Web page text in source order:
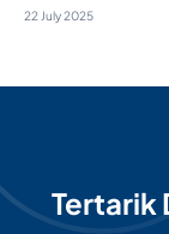
22 July 2025
Tertarik